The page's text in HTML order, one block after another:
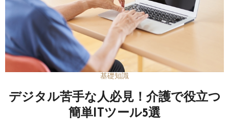
基礎知識
デジタル苦手な人必見！介護で役立つ
簡単ITツール5選